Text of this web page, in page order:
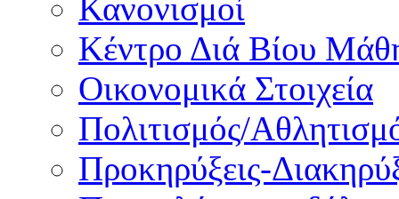
Κανονισμοί
Κέντρο Διά Βίου
Οικονομικά Στοιχεία
Πολιτισμός/
Προκηρύξεις-